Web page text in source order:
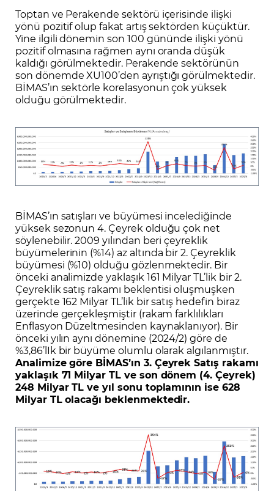
Toptan ve Perakende sektörü içerisinde ilişki
yönü pozitif olup fakat artış sektörden küçüktür.
Yine ilgili dönemin son 100 gününde ilişki yönü
pozitif olmasına rağmen aynı oranda düşük
kaldığı görülmektedir. Perakende sektörünün
son dönemde XU100’den ayrıştığı görülmektedir.
BİMAS’ın sektörle korelasyonun çok yüksek
olduğu görülmektedir.
BİMAS’ın satışları ve büyümesi incelediğinde
yüksek sezonun 4. Çeyrek olduğu çok net
söylenebilir. 2009 yılından beri çeyreklik
büyümelerinin (%14) az altında bir 2. Çeyreklik
büyümesi (%10) olduğu gözlenmektedir. Bir
önceki analimizde yaklaşık 161 Milyar TL’lik bir 2.
Çeyreklik satış rakamı beklentisi oluşmuşken
gerçekte 162 Milyar TL’lik bir satış hedefin biraz
üzerinde gerçekleşmiştir (rakam farklılıkları
Enflasyon Düzeltmesinden kaynaklanıyor). Bir
önceki yılın aynı dönemine (2024/2) göre de
%3,86’lIk bir büyüme olumlu olarak algılanmıştır.
Analimize göre BİMAS’ın 3. Çeyrek Satış rakamı
yaklaşık 71 Milyar TL ve son dönem (4. Çeyrek)
248 Milyar TL ve yıl sonu toplamının ise 628
Milyar TL olacağı beklenmektedir.